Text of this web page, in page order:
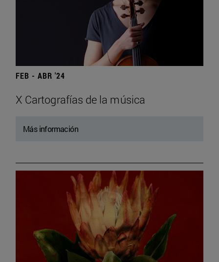
FEB - ABR '24
X Cartografías de la música
Más información